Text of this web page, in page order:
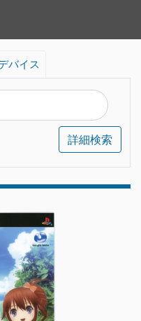
バイス
詳細検索